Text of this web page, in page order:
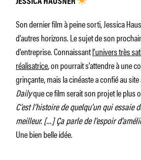
JESSICA HAUSNER
Son dernier film à peine sorti, Jessica
d’autres horizons. Le sujet de son
d’entreprise. Connaissantl’univers très
réalisatrice, on pourrait s’attendre à une
grinçante, mais la cinéaste a confié au
Dailyque ce film serait son projet le plus
C’est l’histoire de quelqu’un qui essaie
meilleur. […] Ça parle de l’espoir
Une bien belle idée.